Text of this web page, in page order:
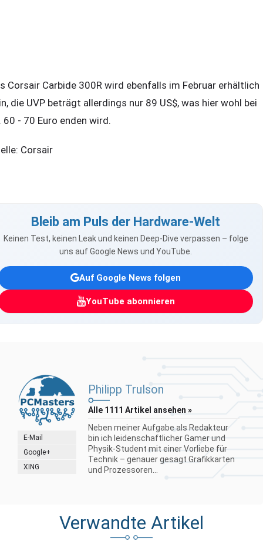
Corsair Carbide 300R wird ebenfalls im Februar erhältlich
die UVP beträgt allerdings nur 89 US$, was hier wohl bei
60 - 70 Euro enden wird.
Corsair
Bleib am Puls der Hardware-Welt
Keinen Test, keinen Leak und keinen Deep-Dive verpassen – folge
uns auf Google News und YouTube.
Auf Google News folgen
YouTube abonnieren
E-Mail
Google+
XING
Philipp Trulson
Alle 1111 Artikel ansehen »
Neben meiner Aufgabe als Redakteur
bin ich leidenschaftlicher Gamer und
Physik-Student mit einer Vorliebe für
Technik – genauer gesagt Grafikkarten
und Prozessoren...
Verwandte Artikel